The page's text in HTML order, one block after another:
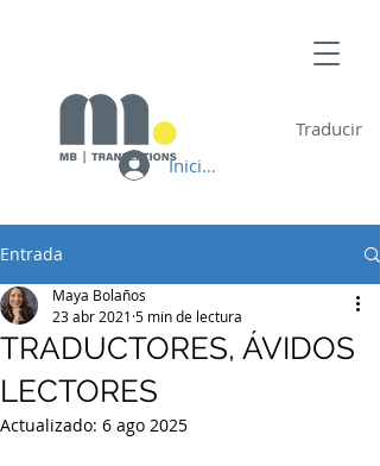
Iniciar sesión
Traducir
Entrada
TRADUCTORES, ÁVIDOS
LECTORES
Maya Bolaños
23 abr 2021 5 min de lectura
Actualizado: 6 ago 2025